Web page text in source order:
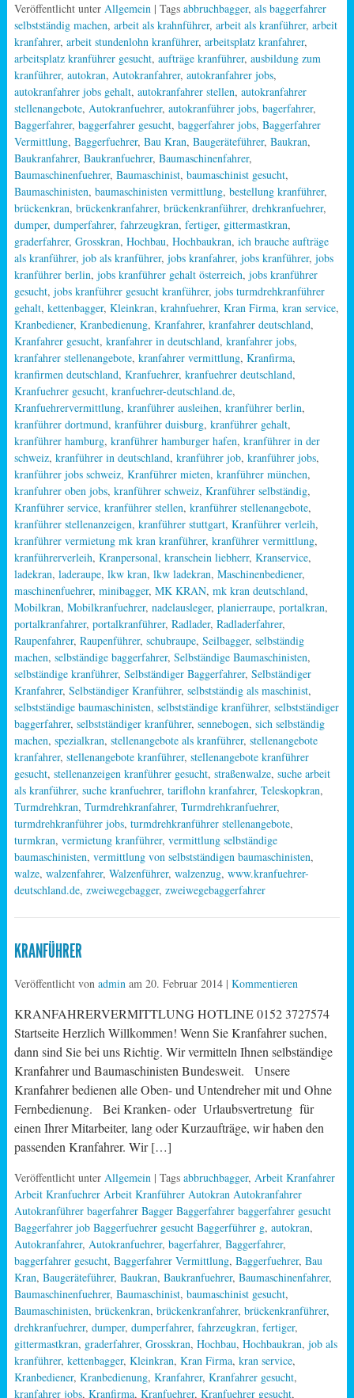
Veröffentlicht unter Allgemein | Tags abbruchbagger, als baggerfahrer
selbstständig machen, arbeit als krahnführer, arbeit als kranführer, arbeit
kranfahrer, arbeit stundenlohn kranführer, arbeitsplatz kranfahrer,
arbeitsplatz kranführer gesucht, aufträge kranführer, ausbildung zum
kranführer, autokran, Autokranfahrer, autokranfahrer jobs,
autokranfahrer jobs gehalt, autokranfahrer stellen, autokranfahrer
stellenangebote, Autokranfuehrer, autokranführer jobs, bagerfahrer,
Baggerfahrer, baggerfahrer gesucht, baggerfahrer jobs, Baggerfahrer
Vermittlung, Baggerfuehrer, Bau Kran, Baugeräteführer, Baukran,
Baukranfahrer, Baukranfuehrer, Baumaschinenfahrer,
Baumaschinenfuehrer, Baumaschinist, baumaschinist gesucht,
Baumaschinisten, baumaschinisten vermittlung, bestellung kranführer,
brückenkran, brückenkranfahrer, brückenkranführer, drehkranfuehrer,
dumper, dumperfahrer, fahrzeugkran, fertiger, gittermastkran,
graderfahrer, Grosskran, Hochbau, Hochbaukran, ich brauche aufträge
als kranführer, job als kranführer, jobs kranfahrer, jobs kranführer, jobs
kranführer berlin, jobs kranführer gehalt österreich, jobs kranführer
gesucht, jobs kranführer gesucht kranführer, jobs turmdrehkranführer
gehalt, kettenbagger, Kleinkran, krahnfuehrer, Kran Firma, kran service,
Kranbediener, Kranbedienung, Kranfahrer, kranfahrer deutschland,
Kranfahrer gesucht, kranfahrer in deutschland, kranfahrer jobs,
kranfahrer stellenangebote, kranfahrer vermittlung, Kranfirma,
kranfirmen deutschland, Kranfuehrer, kranfuehrer deutschland,
Kranfuehrer gesucht, kranfuehrer-deutschland.de,
Kranfuehrervermittlung, kranführer ausleihen, kranführer berlin,
kranführer dortmund, kranführer duisburg, kranführer gehalt,
kranführer hamburg, kranführer hamburger hafen, kranführer in der
schweiz, kranführer in deutschland, kranführer job, kranführer jobs,
kranführer jobs schweiz, Kranführer mieten, kranführer münchen,
kranfuhrer oben jobs, kranführer schweiz, Kranführer selbständig,
Kranführer service, kranführer stellen, kranführer stellenangebote,
kranführer stellenanzeigen, kranführer stuttgart, Kranführer verleih,
kranführer vermietung mk kran kranführer, kranführer vermittlung,
kranführerverleih, Kranpersonal, kranschein liebherr, Kranservice,
ladekran, laderaupe, lkw kran, lkw ladekran, Maschinenbediener,
maschinenfuehrer, minibagger, MK KRAN, mk kran deutschland,
Mobilkran, Mobilkranfuehrer, nadelausleger, planierraupe, portalkran,
portalkranfahrer, portalkranführer, Radlader, Radladerfahrer,
Raupenfahrer, Raupenführer, schubraupe, Seilbagger, selbständig
machen, selbständige baggerfahrer, Selbständige Baumaschinisten,
selbständige kranführer, Selbständiger Baggerfahrer, Selbständiger
Kranfahrer, Selbständiger Kranführer, selbstständig als maschinist,
selbstständige baumaschinisten, selbstständige kranführer, selbstständiger
baggerfahrer, selbstständiger kranführer, sennebogen, sich selbständig
machen, spezialkran, stellenangebote als kranführer, stellenangebote
kranfahrer, stellenangebote kranführer, stellenangebote kranführer
gesucht, stellenanzeigen kranführer gesucht, straßenwalze, suche arbeit
als kranführer, suche kranfuehrer, tariflohn kranfahrer, Teleskopkran,
Turmdrehkran, Turmdrehkranfahrer, Turmdrehkranfuehrer,
turmdrehkranführer jobs, turmdrehkranführer stellenangebote,
turmkran, vermietung kranführer, vermittlung selbständige
baumaschinisten, vermittlung von selbstständigen baumaschinisten,
walze, walzenfahrer, Walzenführer, walzenzug, www.kranfuehrer-
deutschland.de, zweiwegebagger, zweiwegebaggerfahrer
KRANFÜHRER
Veröffentlicht von adminam 20. Februar 2014| Kommentieren
KRANFAHRERVERMITTLUNG HOTLINE 0152 3727574
Startseite Herzlich Willkommen! Wenn Sie Kranfahrer suchen,
dann sind Sie bei uns Richtig. Wir vermitteln Ihnen selbständige
Kranfahrer und Baumaschinisten Bundesweit. Unsere
Kranfahrer bedienen alle Oben- und Untendreher mit und Ohne
Fernbedienung. Bei Kranken- oder Urlaubsvertretung für
einen Ihrer Mitarbeiter, lang oder Kurzaufträge, wir haben den
passenden Kranfahrer. Wir […]
Veröffentlicht unter Allgemein | Tags abbruchbagger, Arbeit Kranfahrer
Arbeit Kranfuehrer Arbeit Kranführer Autokran Autokranfahrer
Autokranführer bagerfahrer Bagger Baggerfahrer baggerfahrer gesucht
Baggerfahrer job Baggerfuehrer gesucht Baggerführer g, autokran,
Autokranfahrer, Autokranfuehrer, bagerfahrer, Baggerfahrer,
baggerfahrer gesucht, Baggerfahrer Vermittlung, Baggerfuehrer, Bau
Kran, Baugeräteführer, Baukran, Baukranfuehrer, Baumaschinenfahrer,
Baumaschinenfuehrer, Baumaschinist, baumaschinist gesucht,
Baumaschinisten, brückenkran, brückenkranfahrer, brückenkranführer,
drehkranfuehrer, dumper, dumperfahrer, fahrzeugkran, fertiger,
gittermastkran, graderfahrer, Grosskran, Hochbau, Hochbaukran, job als
kranführer, kettenbagger, Kleinkran, Kran Firma, kran service,
Kranbediener, Kranbedienung, Kranfahrer, Kranfahrer gesucht,
kranfahrer jobs, Kranfirma, Kranfuehrer, Kranfuehrer gesucht,